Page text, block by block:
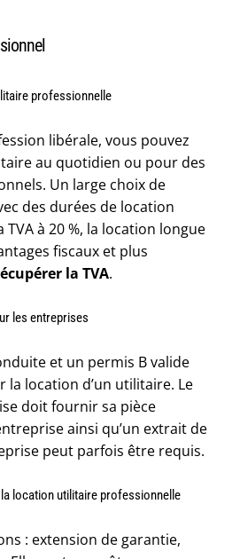
professionnelle
libérale, vous pouvez
au quotidien ou pour des
Un large choix de
des durées de location
TVA à 20 %, la location longue
fiscaux et plus
la TVA.
les entreprises
et un permis B valide
la location d’un utilitaire. Le
doit fournir sa pièce
ainsi qu’un extrait de
peut parfois être requis.
location utilitaire professionnelle
: extension de garantie,